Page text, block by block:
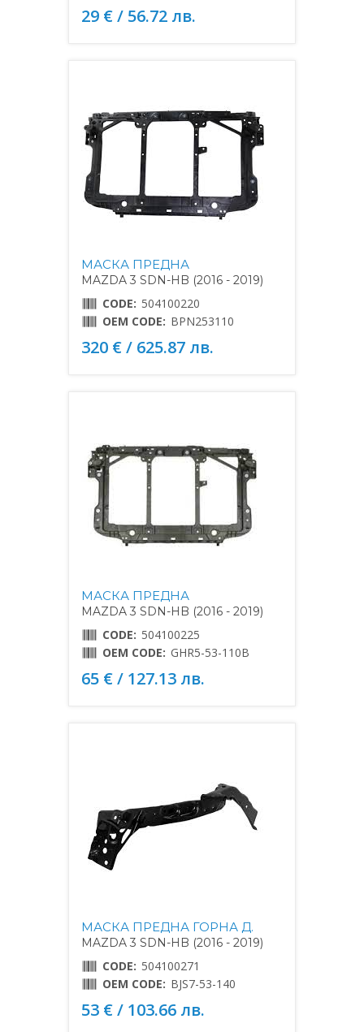
29 € / 56.72 лв.
МАСКА ПРЕДНА
MAZDA 3 SDN-HB (2016 - 2019)
CODE: 504100220
OEM CODE: BPN253110
320 € / 625.87 лв.
МАСКА ПРЕДНА
MAZDA 3 SDN-HB (2016 - 2019)
CODE: 504100225
OEM CODE: GHR5-53-110B
65 € / 127.13 лв.
МАСКА ПРЕДНА ГОРНА Д.
MAZDA 3 SDN-HB (2016 - 2019)
CODE: 504100271
OEM CODE: BJS7-53-140
53 € / 103.66 лв.